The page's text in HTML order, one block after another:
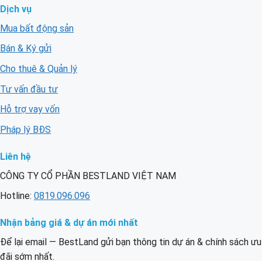
Dịch vụ
Mua bất động sản
Bán & Ký gửi
Cho thuê & Quản lý
Tư vấn đầu tư
Hỗ trợ vay vốn
Pháp lý BĐS
Liên hệ
CÔNG TY CỔ PHẦN BESTLAND VIỆT NAM
Hotline: 0819.096.096
Nhận bảng giá & dự án mới nhất
Để lại email — BestLand gửi bạn thông tin dự án & chính sách ưu
đãi sớm nhất.